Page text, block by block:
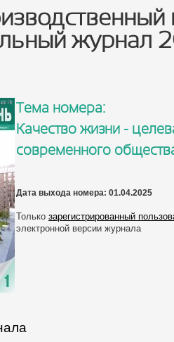
журнал
Тема номера:
Качество жизни -
современного
Дата выхода номера: 01.04.2025
Только зарегистрированный
электронной версии журнала